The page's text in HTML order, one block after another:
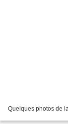
Quelques photos de